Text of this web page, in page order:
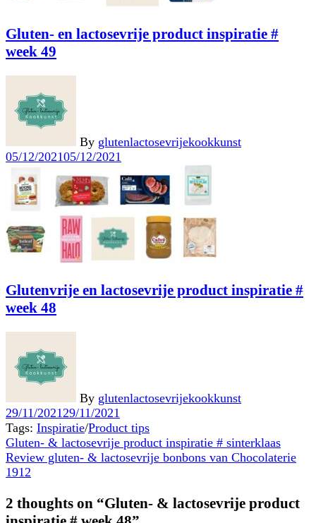
Gluten- en lactosevrije product inspiratie #
week 49
By glutenlactosevrijekookkunst
05/12/202105/12/2021
Glutenvrije en lactosevrije product inspiratie #
week 48
By glutenlactosevrijekookkunst
29/11/2021 29/11/2021
Tags: Inspiratie/Product tips
Bericht
navigatie
Previous
post:
Gluten- & lactosevrije product inspiratie # sinterklaas
Next
post:
Review gluten- & lactosevrije bonbons van Chocolaterie
1912
2 thoughts on “Gluten- & lactosevrije product